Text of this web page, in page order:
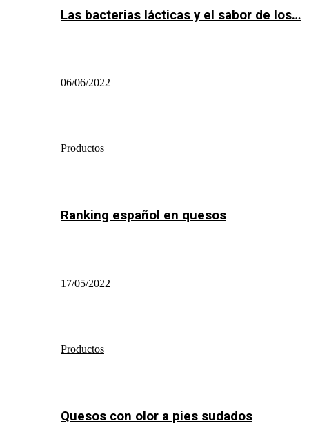
Las bacterias lácticas y el sabor de los…
06/06/2022
Productos
Ranking español en quesos
17/05/2022
Productos
Quesos con olor a pies sudados